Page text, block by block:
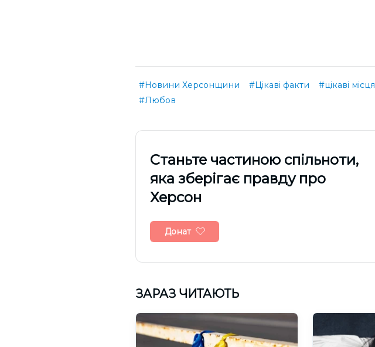
#Новини Херсонщини #Цікаві факти #цікаві місця
#Любов
Cтаньте частиною спільноти,
яка зберігає правду про
Херсон
Донат
ЗАРАЗ ЧИТАЮТЬ